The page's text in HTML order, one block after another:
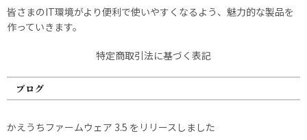
皆さまのIT環境がより便利で使いやすくなるよう、魅力的な製品を
作っていきます。
特定商取引法に基づく表記
ブログ
かえうちファームウェア 3.5 をリリースしました